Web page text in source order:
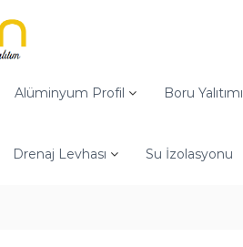
Alüminyum Profil Boru Yalıtımı
Drenaj Levhası Su İzolasyonu